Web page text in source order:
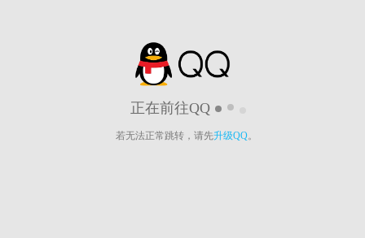
正在前往QQ
若无法正常跳转，请先升级QQ。